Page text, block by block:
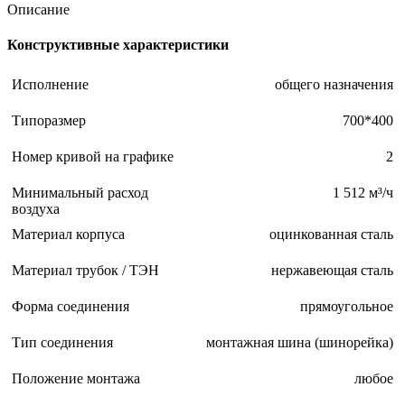
Описание
Конструктивные характеристики
Исполнение общего назначения
Типоразмер 700*400
Номер кривой на графике 2
Минимальный расход
воздуха
1 512 м³/ч
Материал корпуса оцинкованная сталь
Материал трубок / ТЭН нержавеющая сталь
Форма соединения прямоугольное
Тип соединения монтажная шина (шинорейка)
Положение монтажа любое